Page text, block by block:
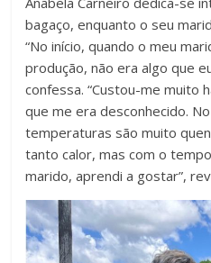
bagaço, enquanto o seu
“No início, quando o meu
produção, não era algo que
confessa. “Custou-me muito
que me era desconhecido.
temperaturas são muito
tanto calor, mas com o
marido, aprendi a gostar”,